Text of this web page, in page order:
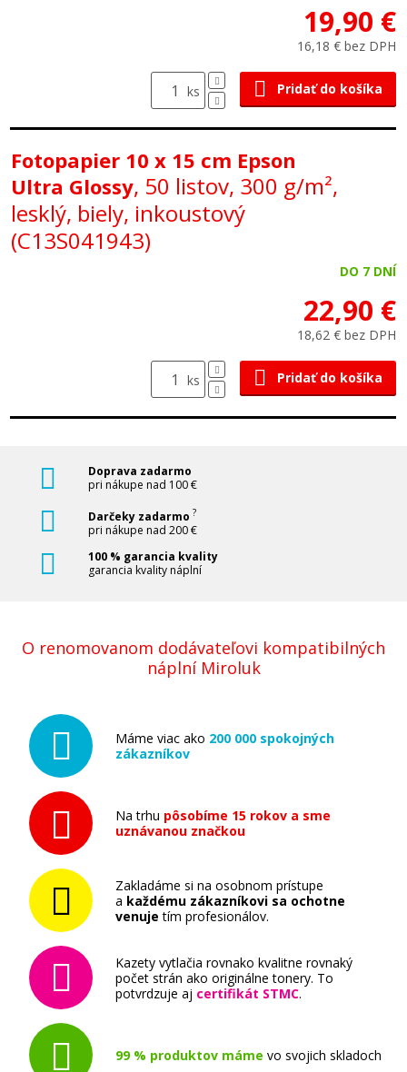
19,90 €
16,18 € bez DPH
ks Pridať do košíka
Fotopapier 10 x 15 cm Epson
Ultra Glossy, 50 listov, 300 g/m²,
lesklý, biely, inkoustový
(C13S041943)
DO 7 DNÍ
22,90 €
18,62 € bez DPH
ks Pridať do košíka
Doprava zadarmo
pri nákupe nad 100 €
Darčeky zadarmo ?
pri nákupe nad 200 €
100 % garancia kvality
garancia kvality náplní
O renomovanom dodávateľovi kompatibilných
náplní Miroluk
Máme viac ako 200 000 spokojných
zákazníkov
Na trhu pôsobíme 15 rokov a sme
uznávanou značkou
Zakladáme si na osobnom prístupe
a každému zákazníkovi sa ochotne
venuje tím profesionálov.
Kazety vytlačia rovnako kvalitne rovnaký
počet strán ako originálne tonery. To
potvrdzuje aj certifikát STMC.
99 % produktov máme vo svojich skladoch